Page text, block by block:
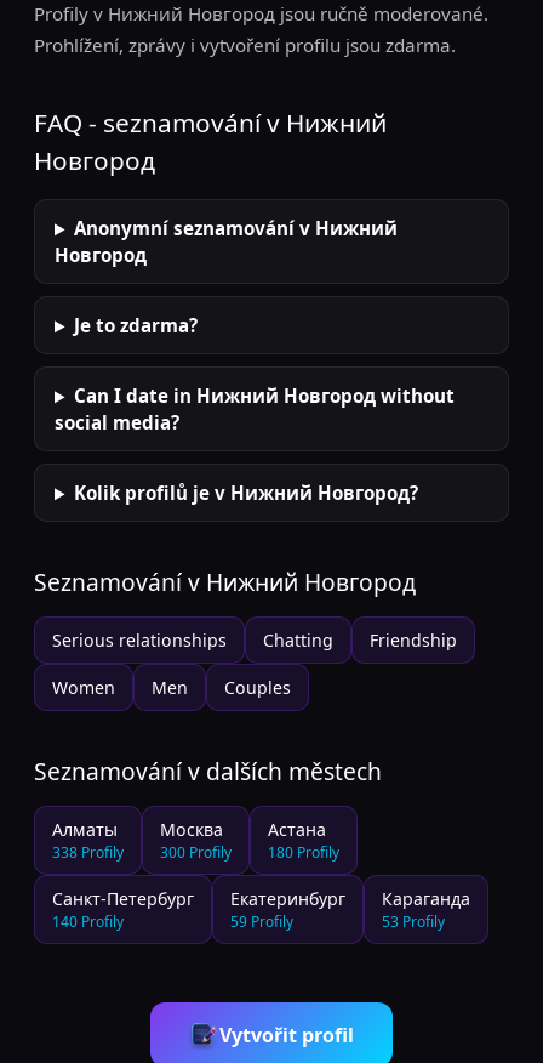
Profily v Нижний Новгород jsou ručně moderované.
Prohlížení, zprávy i vytvoření profilu jsou zdarma.
FAQ - seznamování v Нижний
Новгород
Anonymní seznamování v Нижний
Новгород
Je to zdarma?
Can I date in Нижний Новгород without
social media?
Kolik profilů je v Нижний Новгород?
Seznamování v Нижний Новгород
Serious relationships Chatting Friendship
Women Men Couples
Seznamování v dalších městech
Алматы
338 Profily
Москва
300 Profily
Астана
180 Profily
Санкт-Петербург
140 Profily
Екатеринбург
59 Profily
Караганда
53 Profily
Vytvořit profil